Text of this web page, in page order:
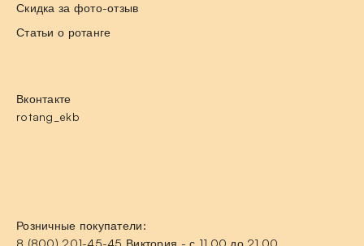
Скидка за фото-отзыв
Статьи о ротанге
Вконтакте
rotang_ekb
Розничные покупатели:
8 (800) 201-45-45 Виктория - с 11.00 до 21.00